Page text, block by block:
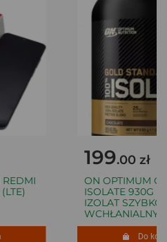
199.00 zł
ON OPTIMUM
ISOLATE 930G
IZOLAT SZYBKO
WCHŁANIALNY
Do